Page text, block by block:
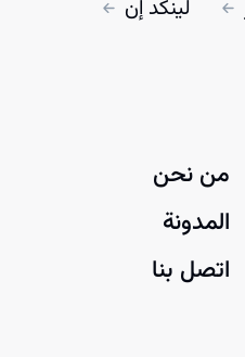
لينكد إن
من نحن
المدونة
اتصل بنا